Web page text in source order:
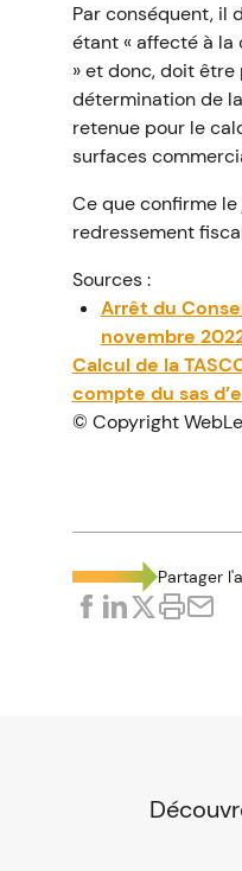
Par conséquent, il
étant « affecté à
» et donc, doit
détermination de
retenue pour le
surfaces
Ce que confirme
redressement
Sources :
Arrêt du
novembre
Calcul de la
compte du sas
© Copyright
Partager